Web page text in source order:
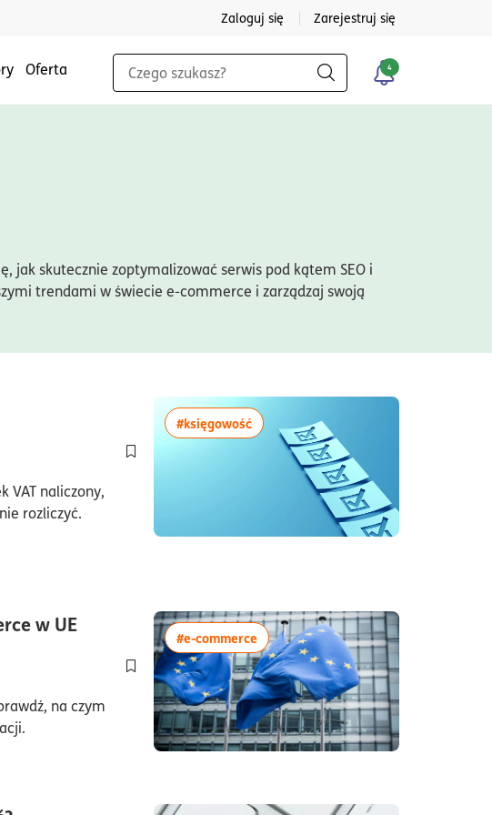
Zaloguj się Zarejestruj się
Oferta
Wyszukiwarka
Szukaj
4
jak skutecznie zoptymalizować serwis pod kątem SEO i
trendami w świecie e-commerce i zarządzaj swoją
czytania7minuty
Dodaj do półki/usuń z półki artykuł VAT naliczony – jak go
VAT naliczony,
rozliczyć.
#księgowośćwięcej artykułów z tagiem:#księgowość
w UEczas czytania7minuty
Dodaj do półki/usuń z półki artykuł VAT OSS – uproszczony
na czym
#e-commercewięcej artykułów z tagiem:#e-